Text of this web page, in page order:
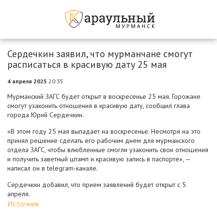
Сердечкин заявил, что мурманчане смогут
расписаться в красивую дату 25 мая
4 апреля 2025 20:35
Мурманский ЗАГС будет открыт в воскресенье 25 мая. Горожане
смогут узаконить отношения в красивую дату, сообщил глава
города Юрий Сердечкин.
«В этом году 25 мая выпадает на воскресенье. Несмотря на это
принял решение сделать его рабочим днем для мурманского
отдела ЗАГС, чтобы влюбленные смогли узаконить свои отношения
и получить заветный штамп и красивую запись в паспорте», —
написал он в telegram-канале.
Сердечкин добавил, что прием заявлений будет открыт с 5
апреля.
Источник